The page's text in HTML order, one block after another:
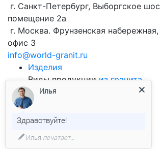
г. Санкт-Петербург, Выборгское
помещение 2а
г. Москва. Фрунзенская
офис 3
info@world-granit.ru
Изделия
Виды продукциииз гранита
Брусчатка
Бортовой камень
Ступени
Илья
Здравствуйте!
Илья печатает...